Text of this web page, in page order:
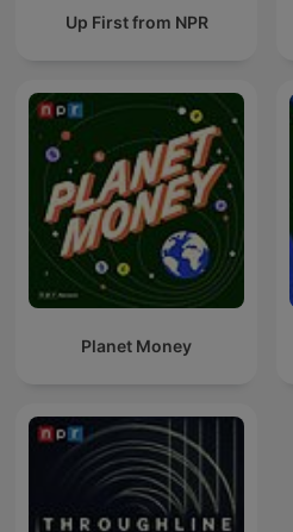
Up First from NPR
Planet Money